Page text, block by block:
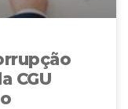
CGU